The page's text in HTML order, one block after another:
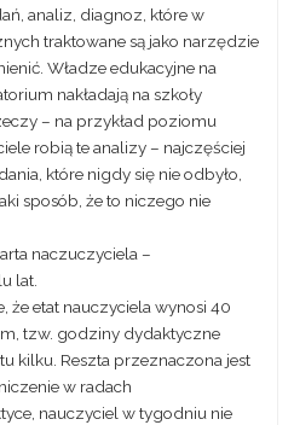
analiz, diagnoz, które w
traktowane są jako narzędzie
Władze edukacyjne na
nakładają na szkoły
– na przykład poziomu
robią te analizy – najczęściej
które nigdy się nie odbyło,
sposób, że to niczego nie
naczuczyciela –
lat.
że etat nauczyciela wynosi 40
tzw. godziny dydaktyczne
kilku. Reszta przeznaczona jest
w radach
nauczyciel w tygodniu nie